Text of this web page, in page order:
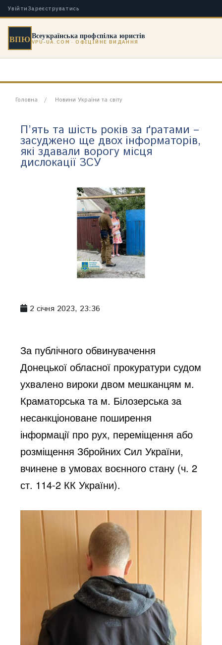
Увійти Зареєструватись
ВПЮВсеукраїнська профспілка юристів
VPU-UA.COM · ОФІЦІЙНЕ ВИДАННЯ
Головна Новини України та світу
П’ять та шість років за ґратами –
засуджено ще двох інформаторів,
які здавали ворогу місця
дислокації ЗСУ
2 січня 2023, 23:36
За публічного обвинувачення
Донецької обласної прокуратури судом
ухвалено вироки двом мешканцям м.
Краматорська та м. Білозерська за
несанкціоноване поширення
інформації про рух, переміщення або
розміщення Збройних Сил України,
вчинене в умовах воєнного стану (ч. 2
ст. 114-2 КК України).